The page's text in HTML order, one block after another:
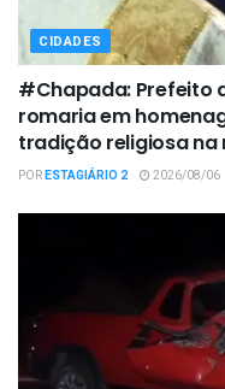
CIDADES
#Chapada: Prefeito
romaria em
tradição religiosa na
PORESTAGIÁRIO 2 2026/08/06